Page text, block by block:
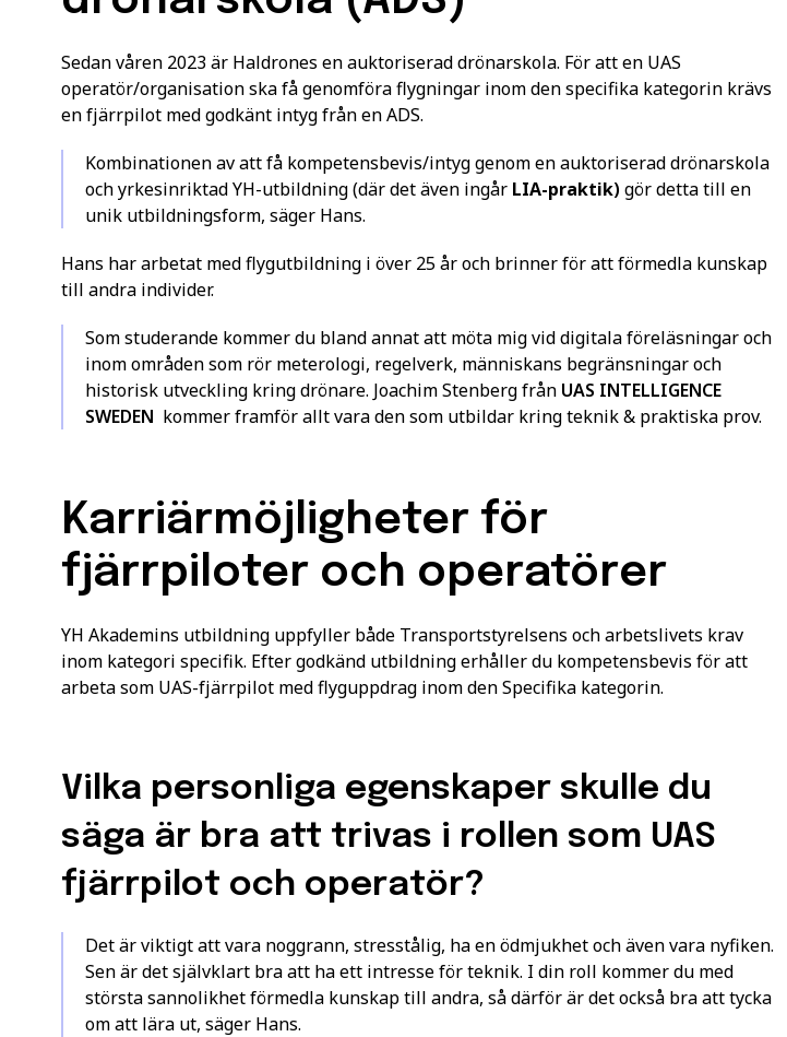
Sedan våren 2023 är Haldrones en auktoriserad drönarskola. För att en UAS
operatör/organisation ska få genomföra flygningar inom den specifika kategorin krävs
en fjärrpilot med godkänt intyg från en ADS.
Kombinationen av att få kompetensbevis/intyg genom en auktoriserad drönarskola
och yrkesinriktad YH-utbildning (där det även ingår LIA-praktik) gör detta till en
unik utbildningsform, säger Hans.
Hans har arbetat med flygutbildning i över 25 år och brinner för att förmedla kunskap
till andra individer.
Som studerande kommer du bland annat att möta mig vid digitala föreläsningar och
inom områden som rör meterologi, regelverk, människans begränsningar och
historisk utveckling kring drönare. Joachim Stenberg från UAS INTELLIGENCE
SWEDEN kommer framför allt vara den som utbildar kring teknik & praktiska prov.
Karriärmöjligheter för
fjärrpiloter och operatörer
YH Akademins utbildning uppfyller både Transportstyrelsens och arbetslivets krav
inom kategori specifik. Efter godkänd utbildning erhåller du kompetensbevis för att
arbeta som UAS-fjärrpilot med flyguppdrag inom den Specifika kategorin.
Vilka personliga egenskaper skulle du
säga är bra att trivas i rollen som UAS
fjärrpilot och operatör?
Det är viktigt att vara noggrann, stresstålig, ha en ödmjukhet och även vara nyfiken.
Sen är det självklart bra att ha ett intresse för teknik. I din roll kommer du med
största sannolikhet förmedla kunskap till andra, så därför är det också bra att tycka
om att lära ut, säger Hans.